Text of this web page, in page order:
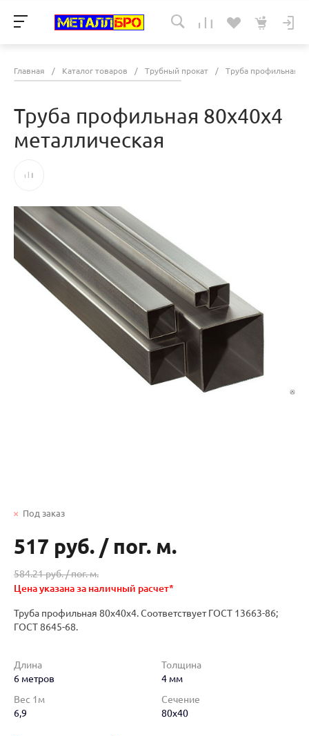
Главная / Каталог товаров / Трубный прокат / Труба профильная
Труба профильная 80х40х4
металлическая
Под заказ
517 руб. / пог. м.
584.21 руб. /пог. м.
Цена указана за наличный расчет*
Труба профильная 80х40х4. Соответствует ГОСТ 13663-86;
ГОСТ 8645-68.
Длина
6 метров
Толщина
4 мм
Вес 1м
6,9
Сечение
80x40